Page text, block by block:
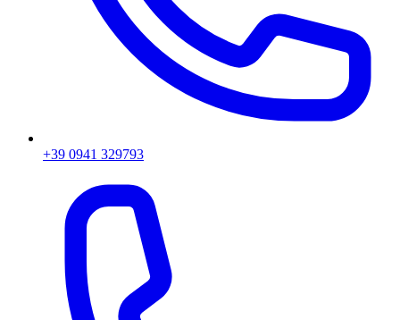
+39 0941 329793